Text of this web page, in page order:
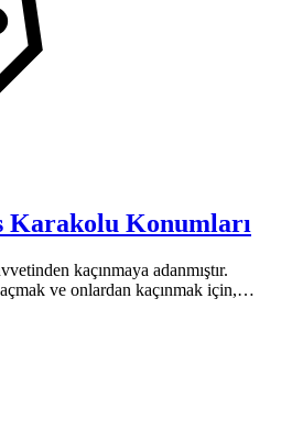
Karakolu Konumları
kaçınmaya adanmıştır.
ve onlardan kaçınmak için,…